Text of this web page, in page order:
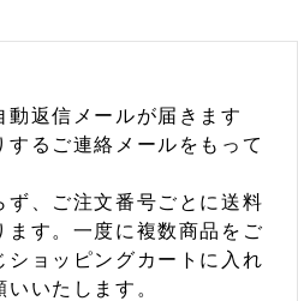
動返信メールが届きます
るご連絡メールをもって
ず、ご注文番号ごとに送料
ます。一度に複数商品をご
ショッピングカートに入れ
いたします。